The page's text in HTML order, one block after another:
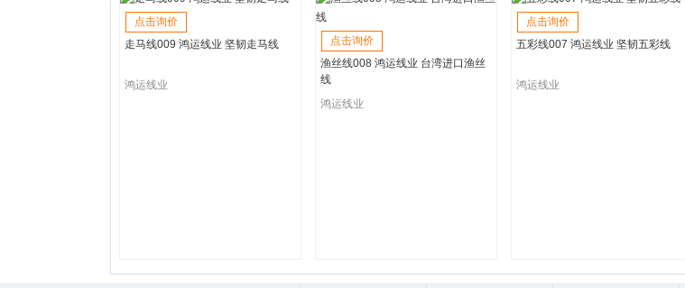
点击询价
走马线009 鸿运线业 坚韧走马线
鸿运线业
点击询价
渔丝线008 鸿运线业 台湾进口渔丝
线
鸿运线业
点击询价
五彩线007 鸿运线业 坚韧五彩线
鸿运线业